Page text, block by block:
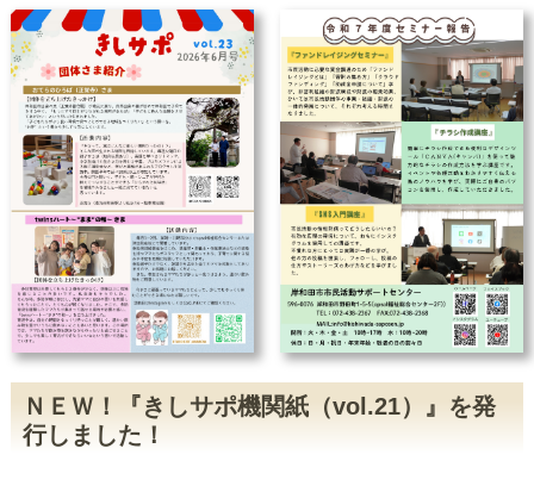
2024/1/4
【最終選考会のお知らせ】第5回きし
サポアイデアコンテスト
2023/12/8
【募集締め切りました】第5回きしサ
ポアイデアコンテスト
2023/11/22
『NPO法人の決算に向けた会計講
座』を行いました
2023/10/27
市民活動入門セミナーを開催しまし
た
2023/6/27
6/24(土)つながる広場「初心者でも簡
単！チョークアート」を開催しまし
た！
2023/6/15
インスタグラムを更新しました
2023/5/30
5/27(土)「チラシ作り イマドキのコ
ツ！２」を開催しました！
2023/4/27
【主催講座】チラシ作りイマドキの
コツ！２（5月27日）参加者募集
2023/3/31
きしサポラジオ【インタビュー番組
vol.29～31】を配信しました！
2023/3/25
ＮＥＷ！『きしサポ機関紙（vol.21）』を発
行しました！